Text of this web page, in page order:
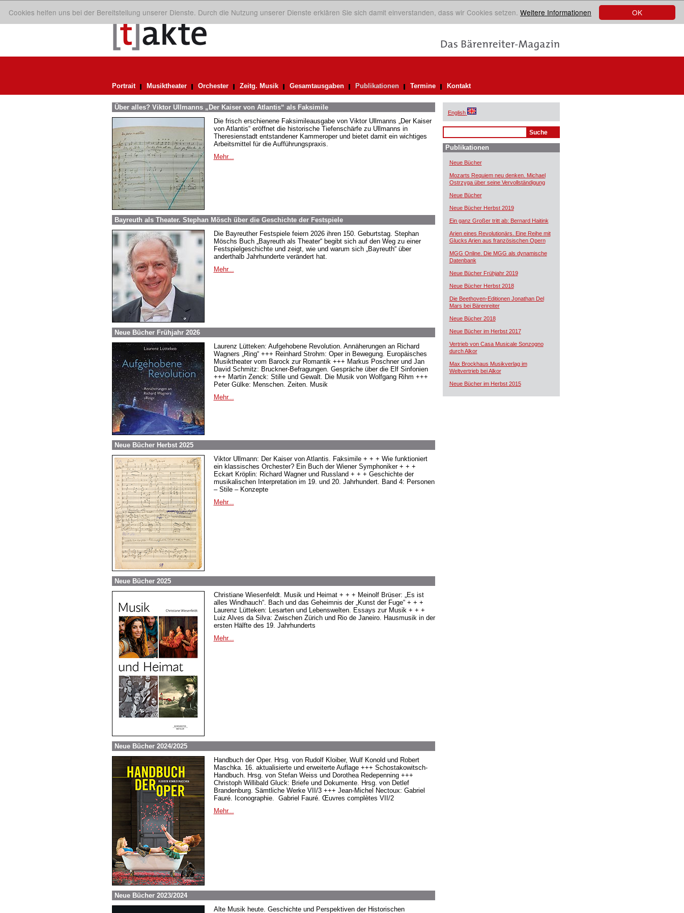
OK
Cookies helfen uns bei der Bereitstellung unserer Dienste. Durch die Nutzung unserer Dienste erklären Sie sich damit einverstanden, dass wir Cookies setzen. Weitere Informationen
Portrait Musiktheater Orchester Zeitg. Musik Gesamtausgaben Publikationen Termine Kontakt
Über alles? Viktor Ullmanns „Der Kaiser von Atlantis“ als Faksimile
Die frisch erschienene Faksimileausgabe von Viktor Ullmanns „Der Kaiser
von Atlantis“ eröffnet die historische Tiefenschärfe zu Ullmanns in
Theresienstadt entstandener Kammeroper und bietet damit ein wichtiges
Arbeitsmittel für die Aufführungspraxis.
Mehr...
Bayreuth als Theater. Stephan Mösch über die Geschichte der Festspiele
Die Bayreuther Festspiele feiern 2026 ihren 150. Geburtstag. Stephan
Möschs Buch „Bayreuth als Theater“ begibt sich auf den Weg zu einer
Festspielgeschichte und zeigt, wie und warum sich „Bayreuth“ über
anderthalb Jahrhunderte verändert hat.
Mehr...
Neue Bücher Frühjahr 2026
Laurenz Lütteken: Aufgehobene Revolution. Annäherungen an Richard
Wagners „Ring“ +++ Reinhard Strohm: Oper in Bewegung. Europäisches
Musiktheater vom Barock zur Romantik +++ Markus Poschner und Jan
David Schmitz: Bruckner-Befragungen. Gespräche über die Elf Sinfonien
+++ Martin Zenck: Stille und Gewalt. Die Musik von Wolfgang Rihm +++
Peter Gülke: Menschen. Zeiten. Musik
Mehr...
Neue Bücher Herbst 2025
Viktor Ullmann: Der Kaiser von Atlantis. Faksimile + + + Wie funktioniert
ein klassisches Orchester? Ein Buch der Wiener Symphoniker + + +
Eckart Kröplin: Richard Wagner und Russland + + + Geschichte der
musikalischen Interpretation im 19. und 20. Jahrhundert. Band 4: Personen
– Stile – Konzepte
Mehr...
Neue Bücher 2025
Christiane Wiesenfeldt. Musik und Heimat + + + Meinolf Brüser: „Es ist
alles Windhauch“. Bach und das Geheimnis der „Kunst der Fuge“ + + +
Laurenz Lütteken: Lesarten und Lebenswelten. Essays zur Musik + + +
Luiz Alves da Silva: Zwischen Zürich und Rio de Janeiro. Hausmusik in der
ersten Hälfte des 19. Jahrhunderts
Mehr...
Neue Bücher 2024/2025
Handbuch der Oper. Hrsg. von Rudolf Kloiber, Wulf Konold und Robert
Maschka. 16. aktualisierte und erweiterte Auflage +++ Schostakowitsch-
Handbuch. Hrsg. von Stefan Weiss und Dorothea Redepenning +++
Christoph Willibald Gluck: Briefe und Dokumente. Hrsg. von Detlef
Brandenburg. Sämtliche Werke VII/3 +++ Jean-Michel Nectoux: Gabriel
Fauré. Iconographie. Gabriel Fauré. Œuvres complètes VII/2
Mehr...
Neue Bücher 2023/2024
Alte Musik heute. Geschichte und Perspektiven der Historischen
English
Publikationen
Neue Bücher
Mozarts Requiem neu denken. Michael
Ostrzyga über seine Vervollständigung
Neue Bücher
Neue Bücher Herbst 2019
Ein ganz Großer tritt ab: Bernard Haitink
Arien eines Revolutionärs. Eine Reihe mit
Glucks Arien aus französischen Opern
MGG Online. Die MGG als dynamische
Datenbank
Neue Bücher Frühjahr 2019
Neue Bücher Herbst 2018
Die Beethoven-Editionen Jonathan Del
Mars bei Bärenreiter
Neue Bücher 2018
Neue Bücher im Herbst 2017
Vertrieb von Casa Musicale Sonzogno
durch Alkor
Max Brockhaus Musikverlag im
Weltvertrieb bei Alkor
Neue Bücher im Herbst 2015